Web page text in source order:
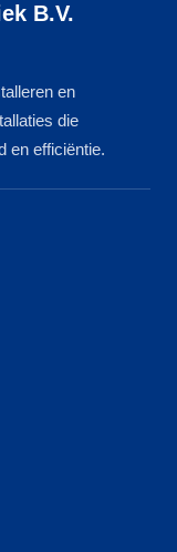
B.V.
en
die
en efficiëntie.